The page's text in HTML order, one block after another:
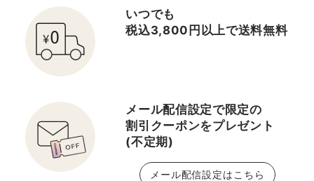
いつでも
税込3,800円以上で送料無料
メール配信設定で限定の
割引クーポンをプレゼント
(不定期)
メール配信設定はこちら